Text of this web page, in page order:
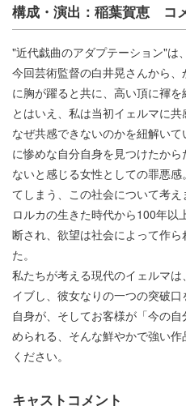
構成・演出：稲葉賀恵 コ
"近代戯曲のアダプテーション"は
今回芸術監督の白井晃さんから
に胸が躍ると共に、高い頂に褌を
とはいえ、私は当初イェルマに
なぜ共感できないのかを紐解い
に惨めな自分自身を見つけたか
ないと感じる女性としての罪悪
てしまう、この社会について考え
ロルカの生きた時代から100年以
断され、欲望は社会によって作
た。
私たちが考える現代のイェルマ
イブし、彼女なりの一つの突破
自身が、そしてお客様が「今の
められる、そんな鮮やかで強い
ください。
キャストコメント